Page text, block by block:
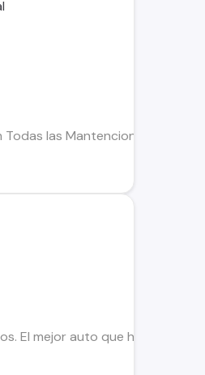
las Mantenciones en
El mejor auto que he tenido.